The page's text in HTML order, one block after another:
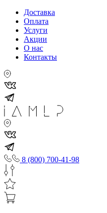
Доставка
Оплата
Услуги
Акции
О нас
Контакты
8 (800) 700-41-98